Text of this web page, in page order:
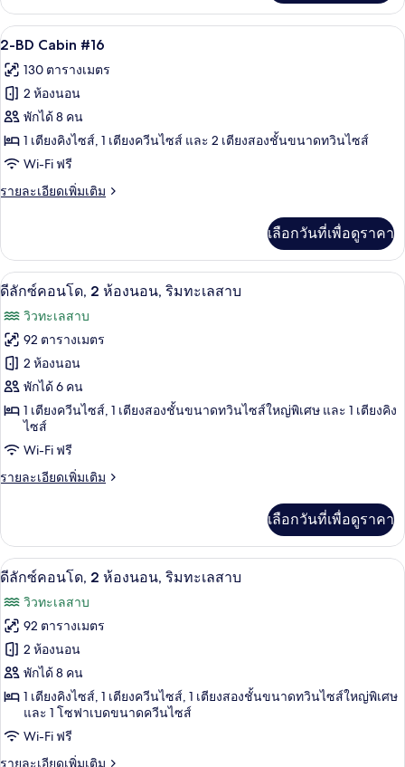
เกี่ยว
กับ
2-
Cabin
#15
เปิด
ภาพถ่าย
ทั้งหมด
ของ
2-
BD
Cabin
#16
2-BD Cabin #16 | ผ้าม่านกันแสง, เตา
7
2-BD Cabin #16
130 ตารางเมตร
2 ห้องนอน
พักได้ 8 คน
1 เตียงคิงไซส์, 1 เตียงควีนไซส์ และ 2 เตียงสองชั้นขนาดทวินไซส์
Wi-Fi ฟรี
รายละเอียดเพิ่มเติม
ราย
เกี่ยว
กับ
2-
Cabin
#16
เลือกวันที่เพื่อดูราคา
เปิด
ภาพถ่าย
ทั้งหมด
ของ
ดี
ลัก
ซ์
ห้อง
นอน,
ริม
ทะเลสาบ
ดีลักซ์คอนโด, 2 ห้องนอน, ริมทะเลสาบ
23
ดีลักซ์คอนโด, 2 ห้องนอน, ริมทะเลสาบ
วิวทะเลสาบ
92 ตารางเมตร
2 ห้องนอน
พักได้ 6 คน
1 เตียงควีนไซส์, 1 เตียงสองชั้นขนาดทวินไซส์ใหญ่พิเศษ และ 1 เตียงคิง
ไซส์
Wi-Fi ฟรี
รายละเอียดเพิ่มเติม
ราย
เกี่ยว
กับ
ดี
ซ์
คอน
โด,
2
ห้อง
นอน,
ริม
ทะเลสาบ
เลือกวันที่เพื่อดูราคา
เปิด
ภาพถ่าย
ทั้งหมด
ของ
ดี
ลัก
ซ์
ดีลักซ์คอนโด, 2 ห้องนอน, ริมทะเลสาบ
25
ดีลักซ์คอนโด, 2 ห้องนอน, ริมทะเลสาบ
วิวทะเลสาบ
92 ตารางเมตร
2 ห้องนอน
พักได้ 8 คน
1 เตียงคิงไซส์, 1 เตียงควีนไซส์, 1 เตียงสองชั้นขนาดทวินไซส์ใหญ่พิเศษ
และ 1 โซฟาเบดขนาดควีนไซส์
Wi-Fi ฟรี
รายละเอียดเพิ่มเติม
ราย